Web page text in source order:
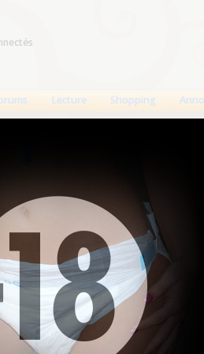
Lecture Shopping
est
Nom d'utilisateur
Mot de passe